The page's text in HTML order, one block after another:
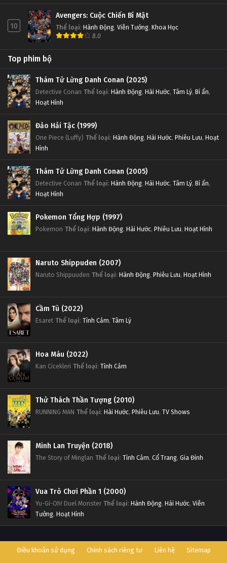
Thôn Tính Bầu Trời Tập 25
Tập 25
Tập 24
Thôn Tính Bầu Trời Tập 23
Thôn Tính Bầu Trời Tập 21
Thôn Tính Bầu Trời Tập 20
Thôn Tính Bầu Trời Tập 19
Thôn Tính Bầu Trời Tập 18
Tập 18
Thôn Tính Bầu Trời Tập 17
Tập 17
Tập 16
Tập 15
Thôn Tính Bầu Trời Tập 13
Tập 13
Thôn Tính Bầu Trời Tập 12
10
Avengers: Cuộc Chiến Bí Mật
Thể loại: Hành Động, Viễn Tưởng, Khoa Học
8.0
Top phim bộ
Thám Tử Lừng Danh Conan (2025)
Detective Conan Thể loại: Hành Động, Hài Hước, Tâm Lý, Bí ẩn,
Hoạt Hình
Đảo Hải Tặc (1999)
One Piece (Luffy) Thể loại: Hành Động, Hài Hước, Phiêu Lưu, Hoạt
Hình
Thám Tử Lừng Danh Conan (2005)
Detective Conan Thể loại: Hành Động, Hài Hước, Tâm Lý, Bí ẩn,
Hoạt Hình
Pokemon Tổng Hợp (1997)
Pokemon Thể loại: Hành Động, Hài Hước, Phiêu Lưu, Hoạt Hình
Naruto Shippuden (2007)
Naruto Shippuuden Thể loại: Hành Động, Phiêu Lưu, Hoạt Hình
Cầm Tù (2022)
Esaret Thể loại: Tình Cảm, Tâm Lý
Hoa Máu (2022)
Kan Cicekleri Thể loại: Tình Cảm
Thử Thách Thần Tượng (2010)
RUNNING MAN Thể loại: Hài Hước, Phiêu Lưu, TV Shows
Minh Lan Truyện (2018)
The Story of Minglan Thể loại: Tình Cảm, Cổ Trang, Gia Đình
Vua Trò Chơi Phần 1 (2000)
Yu-Gi-Oh! Duel Monster Thể loại: Hành Động, Hài Hước, Viễn
Tưởng, Hoạt Hình
Điều khoản sử dụng Chính sách riêng tư Liên hệ Sitemap